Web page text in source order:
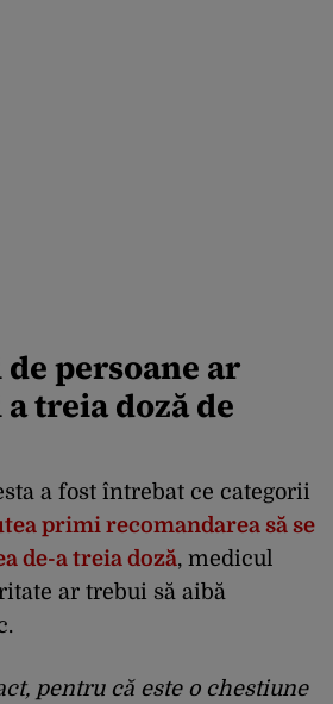
persoane ar
treia doză de
a fost întrebat ce categorii
primi recomandarea să se
de-a treia doză, medicul
ar trebui să aibă
pentru că este o chestiune